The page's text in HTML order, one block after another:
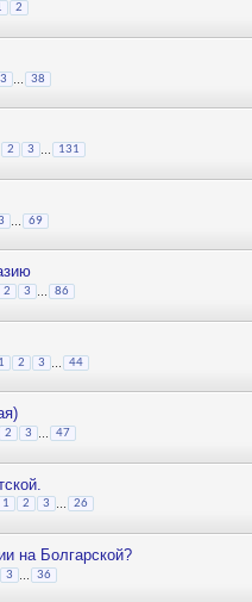
2
3 38
2 3 131
69
2 3 86
1 2 3 44
2 3 47
1 2 3 ... 26
на Болгарской?
3 36